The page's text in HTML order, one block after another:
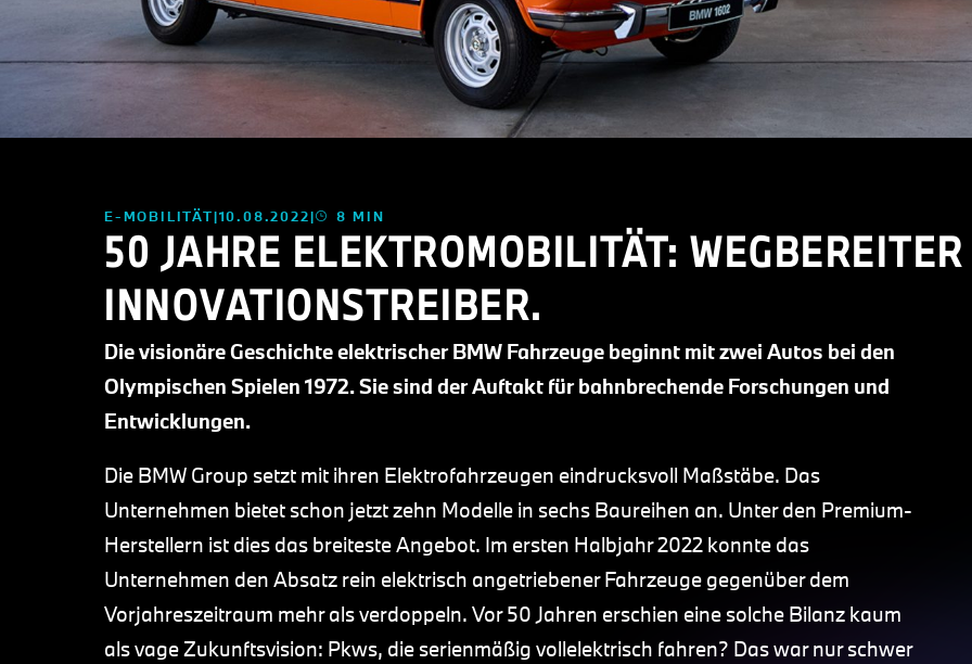
E-MOBILITÄT 10.08.2022 8 MIN
50 JAHRE ELEKTROMOBILITÄT:
INNOVATIONSTREIBER.
Die visionäre Geschichte elektrischer BMW Fahrzeuge beginnt mit zwei Autos bei den
Olympischen Spielen 1972. Sie sind der Auftakt für bahnbrechende Forschungen und
Entwicklungen.
Die BMW Group setzt mit ihren Elektrofahrzeugen eindrucksvoll Maßstäbe. Das
Unternehmen bietet schon jetzt zehn Modelle in sechs Baureihen an. Unter den Premium-
Herstellern ist dies das breiteste Angebot. Im ersten Halbjahr 2022 konnte das
Unternehmen den Absatz rein elektrisch angetriebener Fahrzeuge gegenüber dem
Vorjahreszeitraum mehr als verdoppeln. Vor 50 Jahren erschien eine solche Bilanz kaum
als vage Zukunftsvision: Pkws, die serienmäßig vollelektrisch fahren? Das war nur schwer